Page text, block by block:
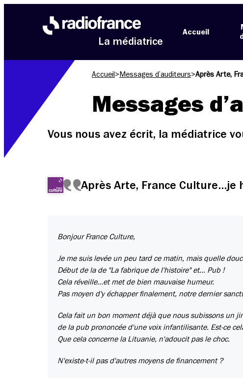
La médiatrice
Accueil
Accueil > Messages d’auditeurs>Après Arte,
Messages
Vous nous avez écrit, la médiatrice
Après Arte, France Culture…je
Bonjour France Culture,
Je me suis levée un peu tard ce matin, mais quelle
Début de la de "La fabrique de l'histoire" et... Pub !
Cela réveille...et met de bien mauvaise humeur.
Pas moyen d'y échapper finalement, notre dernier
Cela fait un bon moment déjà que nous subissons un
de la pub prononcée d'une voix infantilisante. Est-ce
Que cela concerne la Lituanie, n'adoucit pas le choc.
N'existe-t-il pas d'autres moyens de financement ?